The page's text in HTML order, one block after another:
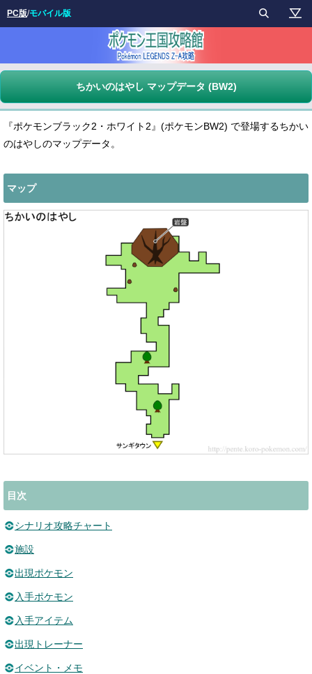
ちかいのはやし マップデータ (BW2)
『ポケモンブラック2・ホワイト2』(ポケモンBW2) で登場するちかい
のはやしのマップデータ。
マップ
目次
シナリオ攻略チャート
施設
出現ポケモン
入手ポケモン
入手アイテム
出現トレーナー
イベント・メモ
PC版/モバイル版